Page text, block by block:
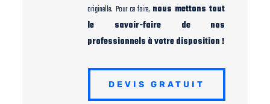
originelle. Pour ce faire, nous mettons tout
le savoir-faire de nos
professionnels à votre disposition !
DEVIS GRATUIT